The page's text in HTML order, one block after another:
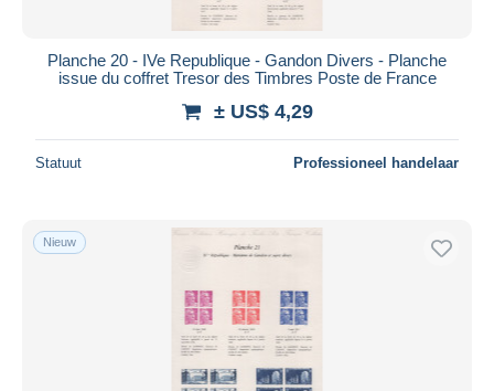
Planche 20 - IVe Republique - Gandon Divers - Planche
issue du coffret Tresor des Timbres Poste de France
± US$ 4,29
Statuut Professioneel handelaar
Nieuw